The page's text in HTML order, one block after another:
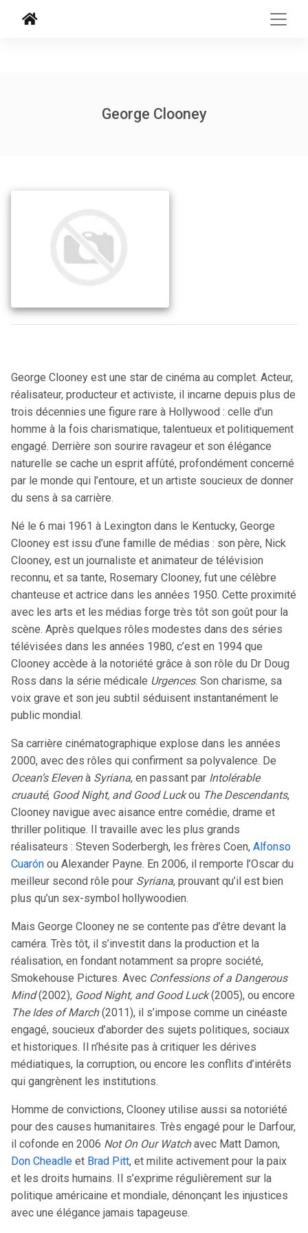
George Clooney
George Clooney est une star de cinéma au complet. Acteur,
réalisateur, producteur et activiste, il incarne depuis plus de
trois décennies une figure rare à Hollywood : celle d’un
homme à la fois charismatique, talentueux et politiquement
engagé. Derrière son sourire ravageur et son élégance
naturelle se cache un esprit affûté, profondément concerné
par le monde qui l’entoure, et un artiste soucieux de donner
du sens à sa carrière.
Né le 6 mai 1961 à Lexington dans le Kentucky, George
Clooney est issu d’une famille de médias : son père, Nick
Clooney, est un journaliste et animateur de télévision
reconnu, et sa tante, Rosemary Clooney, fut une célèbre
chanteuse et actrice dans les années 1950. Cette proximité
avec les arts et les médias forge très tôt son goût pour la
scène. Après quelques rôles modestes dans des séries
télévisées dans les années 1980, c’est en 1994 que
Clooney accède à la notoriété grâce à son rôle du Dr Doug
Ross dans la série médicale Urgences. Son charisme, sa
voix grave et son jeu subtil séduisent instantanément le
public mondial.
Sa carrière cinématographique explose dans les années
2000, avec des rôles qui confirment sa polyvalence. De
Ocean’s Elevenà Syriana, en passant par Intolérable
cruauté, Good Night, and Good Luckou The Descendants,
Clooney navigue avec aisance entre comédie, drame et
thriller politique. Il travaille avec les plus grands
réalisateurs : Steven Soderbergh, les frères Coen, Alfonso
Cuarón ou Alexander Payne. En 2006, il remporte l’Oscar du
meilleur second rôle pour Syriana, prouvant qu’il est bien
plus qu’un sex-symbol hollywoodien.
Mais George Clooney ne se contente pas d’être devant la
caméra. Très tôt, il s’investit dans la production et la
réalisation, en fondant notamment sa propre société,
Smokehouse Pictures. Avec Confessions of a Dangerous
Mind(2002), Good Night, and Good Luck(2005), ou encore
The Ides of March(2011), il s’impose comme un cinéaste
engagé, soucieux d’aborder des sujets politiques, sociaux
et historiques. Il n’hésite pas à critiquer les dérives
médiatiques, la corruption, ou encore les conflits d’intérêts
qui gangrènent les institutions.
Homme de convictions, Clooney utilise aussi sa notoriété
pour des causes humanitaires. Très engagé pour le Darfour,
il cofonde en 2006 Not On Our Watchavec Matt Damon,
Don Cheadle et Brad Pitt, et milite activement pour la paix
et les droits humains. Il s’exprime régulièrement sur la
politique américaine et mondiale, dénonçant les injustices
avec une élégance jamais tapageuse.